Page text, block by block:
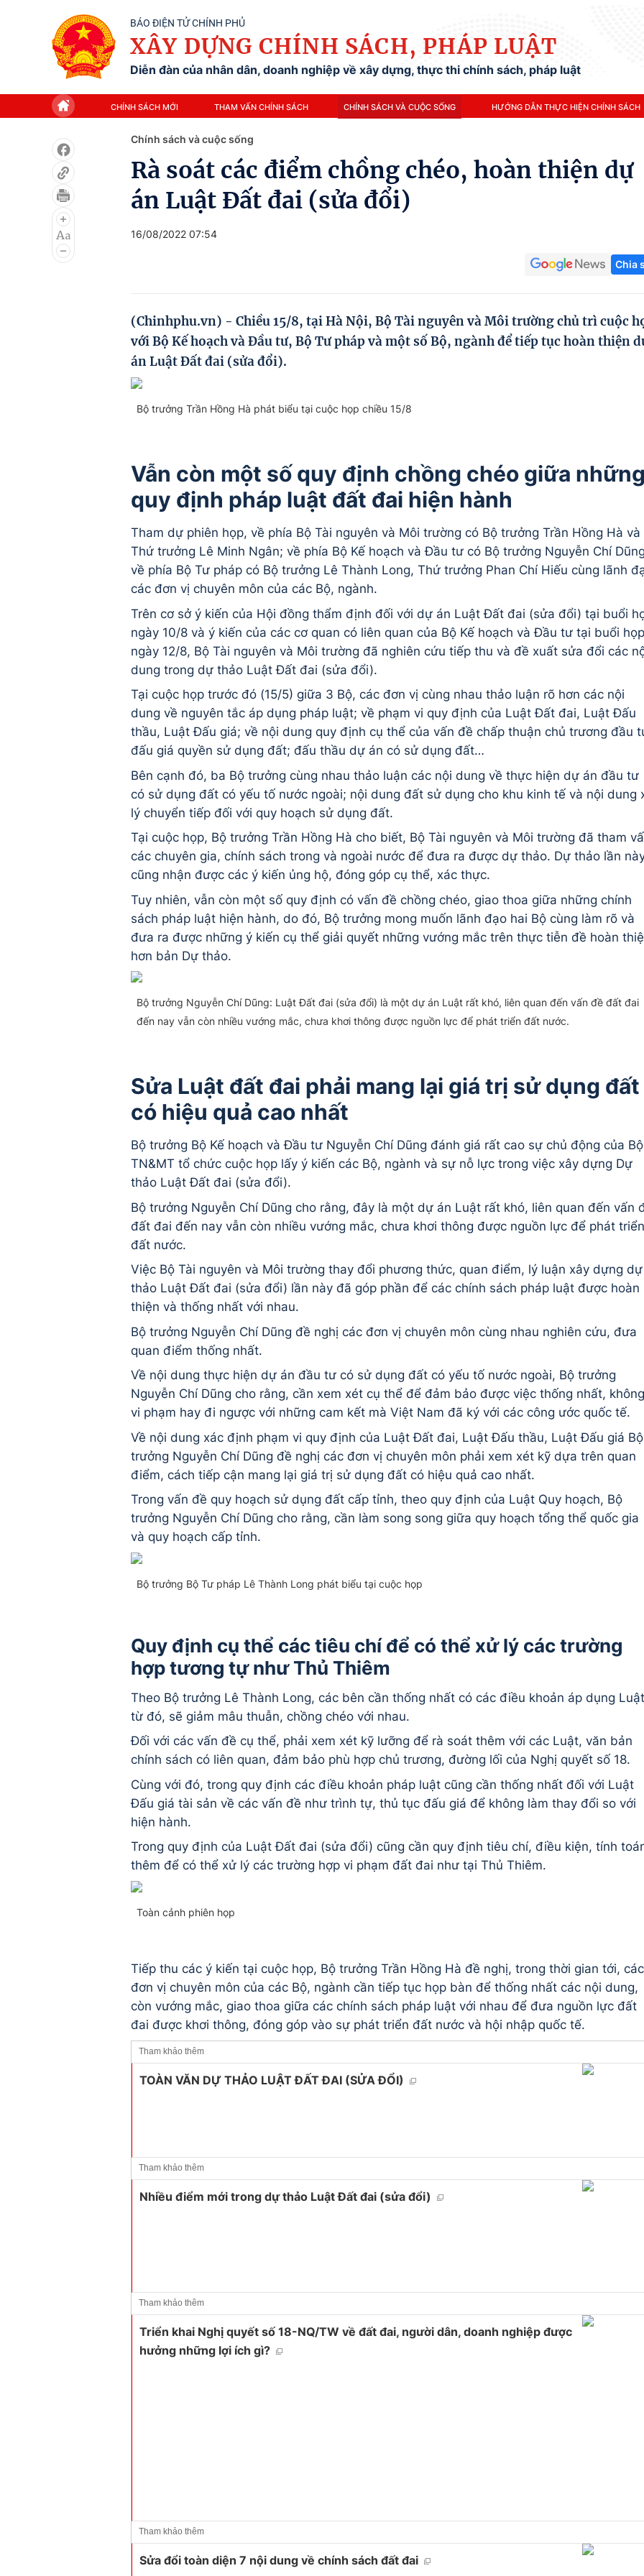
BÁO ĐIỆN TỬ CHÍNH PHỦ
XÂY DỰNG CHÍNH SÁCH, PHÁP LUẬT
Diễn đàn của nhân dân, doanh nghiệp về xây dựng, thực thi chính sách, pháp luật
CHÍNH SÁCH MỚI THAM VẤN CHÍNH SÁCH CHÍNH SÁCH VÀ CUỘC SỐNG HƯỚNG DẪN THỰC HIỆN CHÍNH SÁCH
Chính sách và cuộc sống
Rà soát các điểm chồng chéo, hoàn thiện dự
án Luật Đất đai (sửa đổi)
16/08/2022 07:54
Chia
(Chinhphu.vn) - Chiều 15/8, tại Hà Nội, Bộ Tài nguyên và Môi trường chủ trì cuộc
với Bộ Kế hoạch và Đầu tư, Bộ Tư pháp và một số Bộ, ngành để tiếp tục hoàn thiện
án Luật Đất đai (sửa đổi).
Bộ trưởng Trần Hồng Hà phát biểu tại cuộc họp chiều 15/8
Vẫn còn một số quy định chồng chéo giữa
quy định pháp luật đất đai hiện hành
Tham dự phiên họp, về phía Bộ Tài nguyên và Môi trường có Bộ trưởng Trần Hồng Hà và
Thứ trưởng Lê Minh Ngân; về phía Bộ Kế hoạch và Đầu tư có Bộ trưởng Nguyễn Chí
về phía Bộ Tư pháp có Bộ trưởng Lê Thành Long, Thứ trưởng Phan Chí Hiếu cùng lãnh
các đơn vị chuyên môn của các Bộ, ngành.
Trên cơ sở ý kiến của Hội đồng thẩm định đối với dự án Luật Đất đai (sửa đổi) tại buổi
ngày 10/8 và ý kiến của các cơ quan có liên quan của Bộ Kế hoạch và Đầu tư tại buổi họp
ngày 12/8, Bộ Tài nguyên và Môi trường đã nghiên cứu tiếp thu và đề xuất sửa đổi các
dung trong dự thảo Luật Đất đai (sửa đổi).
Tại cuộc họp trước đó (15/5) giữa 3 Bộ, các đơn vị cùng nhau thảo luận rõ hơn các nội
dung về nguyên tắc áp dụng pháp luật; về phạm vi quy định của Luật Đất đai, Luật Đấu
thầu, Luật Đấu giá; về nội dung quy định cụ thể của vấn đề chấp thuận chủ trương đầu
đấu giá quyền sử dụng đất; đấu thầu dự án có sử dụng đất…
Bên cạnh đó, ba Bộ trưởng cùng nhau thảo luận các nội dung về thực hiện dự án đầu tư
có sử dụng đất có yếu tố nước ngoài; nội dung đất sử dụng cho khu kinh tế và nội dung
lý chuyển tiếp đối với quy hoạch sử dụng đất.
Tại cuộc họp, Bộ trưởng Trần Hồng Hà cho biết, Bộ Tài nguyên và Môi trường đã tham
các chuyên gia, chính sách trong và ngoài nước để đưa ra được dự thảo. Dự thảo lần
cũng nhận được các ý kiến ủng hộ, đóng góp cụ thể, xác thực.
Tuy nhiên, vẫn còn một số quy định có vấn đề chồng chéo, giao thoa giữa những chính
sách pháp luật hiện hành, do đó, Bộ trưởng mong muốn lãnh đạo hai Bộ cùng làm rõ và
đưa ra được những ý kiến cụ thể giải quyết những vướng mắc trên thực tiễn đề hoàn
hơn bản Dự thảo.
Bộ trưởng Nguyễn Chí Dũng: Luật Đất đai (sửa đổi) là một dự án Luật rất khó, liên quan đến vấn đề đất đai
đến nay vẫn còn nhiều vướng mắc, chưa khơi thông được nguồn lực để phát triển đất nước.
Sửa Luật đất đai phải mang lại giá trị sử dụng đất
có hiệu quả cao nhất
Bộ trưởng Bộ Kế hoạch và Đầu tư Nguyễn Chí Dũng đánh giá rất cao sự chủ động của Bộ
TN&MT tổ chức cuộc họp lấy ý kiến các Bộ, ngành và sự nỗ lực trong việc xây dựng Dự
thảo Luật Đất đai (sửa đổi).
Bộ trưởng Nguyễn Chí Dũng cho rằng, đây là một dự án Luật rất khó, liên quan đến vấn
đất đai đến nay vẫn còn nhiều vướng mắc, chưa khơi thông được nguồn lực để phát triển
đất nước.
Việc Bộ Tài nguyên và Môi trường thay đổi phương thức, quan điểm, lý luận xây dựng dự
thảo Luật Đất đai (sửa đổi) lần này đã góp phần để các chính sách pháp luật được hoàn
thiện và thống nhất với nhau.
Bộ trưởng Nguyễn Chí Dũng đề nghị các đơn vị chuyên môn cùng nhau nghiên cứu, đưa
quan điểm thống nhất.
Về nội dung thực hiện dự án đầu tư có sử dụng đất có yếu tố nước ngoài, Bộ trưởng
Nguyễn Chí Dũng cho rằng, cần xem xét cụ thể để đảm bảo được việc thống nhất, không
vi phạm hay đi ngược với những cam kết mà Việt Nam đã ký với các công ước quốc tế.
Về nội dung xác định phạm vi quy định của Luật Đất đai, Luật Đấu thầu, Luật Đấu giá Bộ
trưởng Nguyễn Chí Dũng đề nghị các đơn vị chuyên môn phải xem xét kỹ dựa trên quan
điểm, cách tiếp cận mang lại giá trị sử dụng đất có hiệu quả cao nhất.
Trong vấn đề quy hoạch sử dụng đất cấp tỉnh, theo quy định của Luật Quy hoạch, Bộ
trưởng Nguyễn Chí Dũng cho rằng, cần làm song song giữa quy hoạch tổng thể quốc gia
và quy hoạch cấp tỉnh.
Bộ trưởng Bộ Tư pháp Lê Thành Long phát biểu tại cuộc họp
Quy định cụ thể các tiêu chí để có thể xử lý các trường
hợp tương tự như Thủ Thiêm
Theo Bộ trưởng Lê Thành Long, các bên cần thống nhất có các điều khoản áp dụng
từ đó, sẽ giảm mâu thuẫn, chồng chéo với nhau.
Đối với các vấn đề cụ thể, phải xem xét kỹ lưỡng để rà soát thêm với các Luật, văn bản
chính sách có liên quan, đảm bảo phù hợp chủ trương, đường lối của Nghị quyết số 18.
Cùng với đó, trong quy định các điều khoản pháp luật cũng cần thống nhất đối với Luật
Đấu giá tài sản về các vấn đề như trình tự, thủ tục đấu giá để không làm thay đổi so với
hiện hành.
Trong quy định của Luật Đất đai (sửa đổi) cũng cần quy định tiêu chí, điều kiện, tính
thêm để có thể xử lý các trường hợp vi phạm đất đai như tại Thủ Thiêm.
Toàn cảnh phiên họp
Tiếp thu các ý kiến tại cuộc họp, Bộ trưởng Trần Hồng Hà đề nghị, trong thời gian tới, các
đơn vị chuyên môn của các Bộ, ngành cần tiếp tục họp bàn để thống nhất các nội dung,
còn vướng mắc, giao thoa giữa các chính sách pháp luật với nhau để đưa nguồn lực đất
đai được khơi thông, đóng góp vào sự phát triển đất nước và hội nhập quốc tế.
Tham khảo thêm
TOÀN VĂN DỰ THẢO LUẬT ĐẤT ĐAI (SỬA ĐỔI)
Tham khảo thêm
Nhiều điểm mới trong dự thảo Luật Đất đai (sửa đổi)
Tham khảo thêm
Triển khai Nghị quyết số 18-NQ/TW về đất đai, người dân, doanh nghiệp được
hưởng những lợi ích gì?
Tham khảo thêm
Sửa đổi toàn diện 7 nội dung về chính sách đất đai